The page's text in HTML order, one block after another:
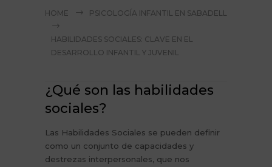
HOME PSICOLOGÍA INFANTIL EN SABADELL
HABILIDADES SOCIALES: CLAVE EN EL
DESARROLLO INFANTIL Y JUVENIL
¿Qué son las habilidades
sociales?
Las Habilidades Sociales se pueden definir
como un conjunto de capacidades y
destrezas interpersonales, que nos